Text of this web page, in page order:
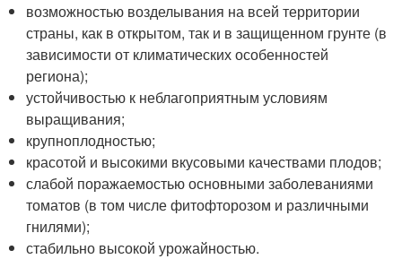
возможностью возделывания на всей территории
страны, как в открытом, так и в защищенном грунте (в
зависимости от климатических особенностей
региона);
устойчивостью к неблагоприятным условиям
выращивания;
крупноплодностью;
красотой и высокими вкусовыми качествами плодов;
слабой поражаемостью основными заболеваниями
томатов (в том числе фитофторозом и различными
гнилями);
стабильно высокой урожайностью.